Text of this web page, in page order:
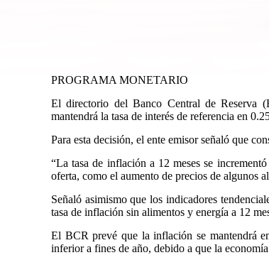
PROGRAMA MONETARIO
El directorio del Banco Central de Reserva
mantendrá la tasa de interés de referencia en
Para esta decisión, el ente emisor señaló que
“La tasa de inflación a 12 meses se
oferta, como el aumento de precios de algunos
Señaló asimismo que los indicadores
tasa de inflación sin alimentos y energía a 12
El BCR prevé que la inflación se mantendrá
inferior a fines de año, debido a que la